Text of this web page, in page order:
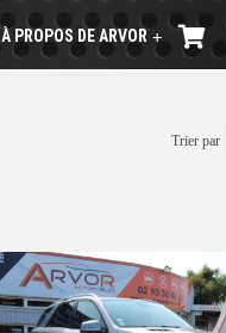
+
À PROPOS DE ARVOR
Trier par